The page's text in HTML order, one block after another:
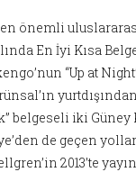
önemli
En İyi Kısa
“Up at
belgeseli iki
de geçen
2013’te